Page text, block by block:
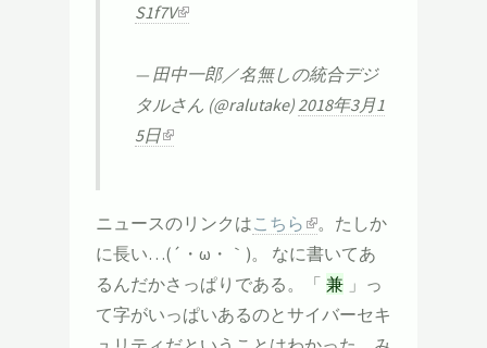
S1f7V
— 田中一郎／名無しの統合デジ
タルさん (@ralutake)2018年3月1
5日
ニュースのリンクはこちら
。たしか
に長い…(´・ω・｀)。 なに書いてあ
るんだかさっぱりである。「 兼 」っ
て字がいっぱいあるのとサイバーセキ